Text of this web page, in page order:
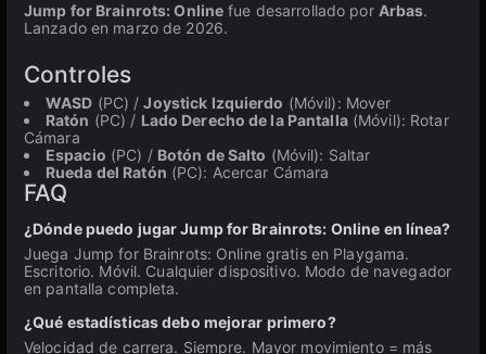
Jump for Brainrots: Online fue desarrollado por Arbas.
Lanzado en marzo de 2026.
Controles
WASD (PC) /Joystick Izquierdo (Móvil): Mover
Ratón (PC) / Lado Derecho de la Pantalla(Móvil): Rotar
Cámara
Espacio (PC) / Botón de Salto (Móvil): Saltar
Rueda del Ratón (PC): Acercar Cámara
FAQ
¿Dónde puedo jugar Jump for Brainrots: Online en línea?
Juega Jump for Brainrots: Online gratis en Playgama.
Escritorio. Móvil. Cualquier dispositivo. Modo de navegador
en pantalla completa.
¿Qué estadísticas debo mejorar primero?
Velocidad de carrera. Siempre. Mayor movimiento = más